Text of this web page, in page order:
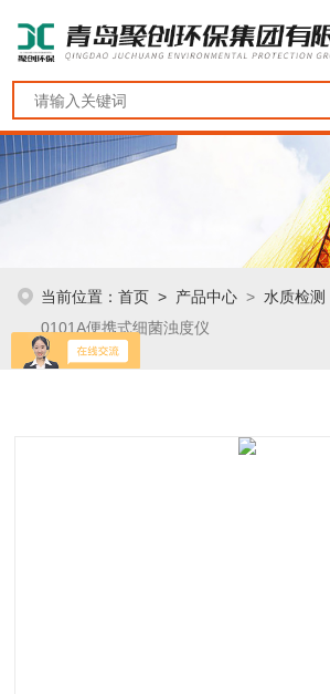
当前位置：首页 > 产品中心 >水质检测
0101A便携式细菌浊度仪